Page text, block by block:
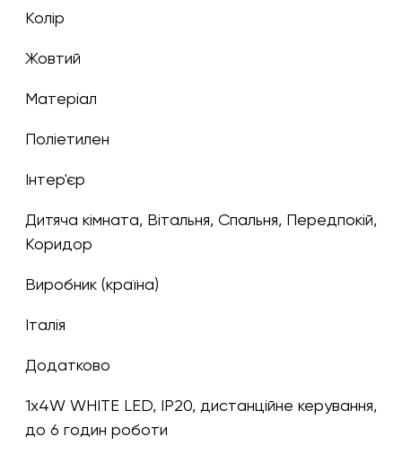
Колір
жовтий
Матеріал
Поліетилен
Інтер'єр
Дитяча кімната, Вітальня, Спальня, Передпокій,
Коридор
Виробник (країна)
Італія
Додатково
1х4W WHITE LED, IP20, дистанційне керування,
до 6 годин роботи